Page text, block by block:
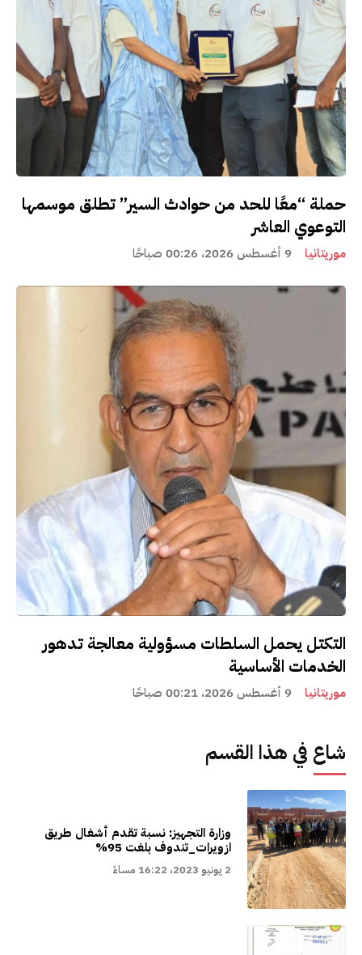
حملة “معًا للحد من حوادث السير” تطلق موسمها
التوعوي العاشر
موريتانيا 9 أغسطس 2026، 00:26 صباحًا
التكتل يحمل السلطات مسؤولية معالجة تدهور
الخدمات الأساسية
موريتانيا 9 أغسطس 2026، 00:21 صباحًا
شاع في هذا القسم
وزارة التجهيز: نسبة تقدم أشغال طريق
ازويرات_تندوف بلغت 95%
2 يونيو 2023، 16:22 مساءً